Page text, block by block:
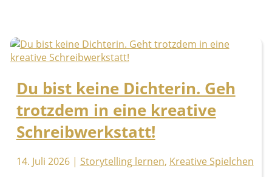
Du bist keine Dichterin. Geh
trotzdem in eine kreative
Schreibwerkstatt!
14. Juli 2026 | Storytelling lernen, Kreative Spielchen